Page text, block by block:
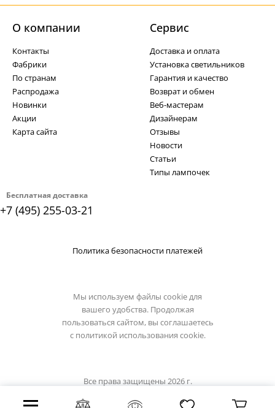
Бесплатная доставка
+7 (495) 255-03-21
О компании
Контакты
Фабрики
По странам
Распродажа
Новинки
Акции
Карта сайта
Cервис
Доставка и оплата
Установка светильников
Гарантия и качество
Возврат и обмен
Веб-мастерам
Дизайнерам
Отзывы
Новости
Статьи
Типы лампочек
Политика безопасности платежей
Мы используем файлы cookie для
вашего удобства. Продолжая
пользоваться сайтом, вы соглашаетесь
с политикой использования cookie.
Все права защищены 2026 г.